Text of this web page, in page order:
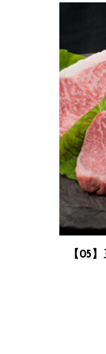
【05